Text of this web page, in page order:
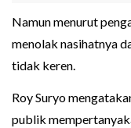
Namun menurut
menolak nasihatnya
tidak keren.
Roy Suryo
publik